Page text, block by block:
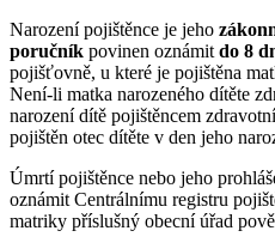
Narození pojištěnce je jeho
poručník povinen oznámit do 8
pojišťovně, u které je pojištěna
Není-li matka narozeného dítěte
narození dítě pojištěncem
pojištěn otec dítěte v den jeho
Úmrtí pojištěnce nebo jeho
oznámit Centrálnímu registru
matriky příslušný obecní úřad